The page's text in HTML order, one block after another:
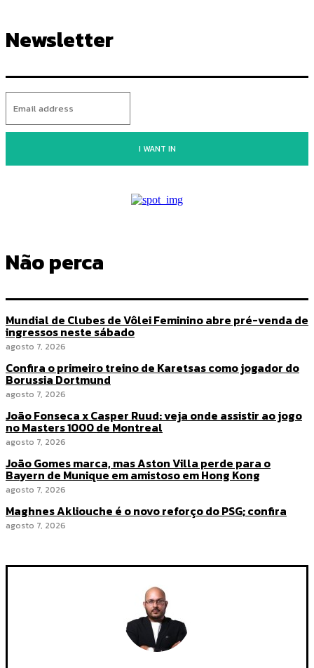
Newsletter
I WANT IN
Não perca
Mundial de Clubes de Vôlei Feminino abre pré-venda de
ingressos neste sábado
agosto 7, 2026
Confira o primeiro treino de Karetsas como jogador do
Borussia Dortmund
agosto 7, 2026
João Fonseca x Casper Ruud: veja onde assistir ao jogo
no Masters 1000 de Montreal
agosto 7, 2026
João Gomes marca, mas Aston Villa perde para o
Bayern de Munique em amistoso em Hong Kong
agosto 7, 2026
Maghnes Akliouche é o novo reforço do PSG; confira
agosto 7, 2026